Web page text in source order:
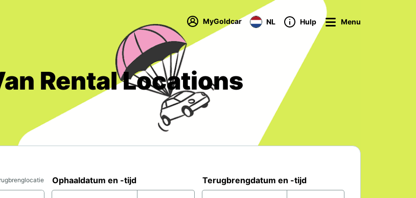
MyGoldcar NL Hulp Menu
Rental Locations
Ophaaldatum en -tijd Terugbrengdatum en -tijd